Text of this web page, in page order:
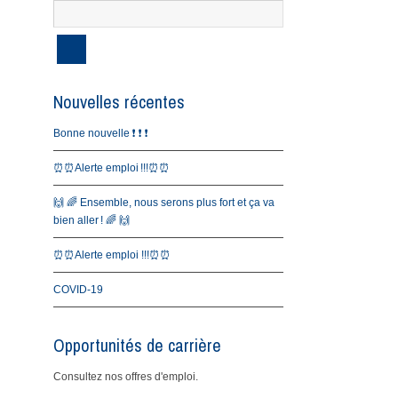
Nouvelles récentes
Bonne nouvelle ❗️ ❗️ ❗️
⏰⏰Alerte emploi !!!⏰⏰
🙌 🌈 Ensemble, nous serons plus fort et ça va
bien aller ! 🌈 🙌
⏰⏰Alerte emploi !!!⏰⏰
COVID-19
Opportunités de carrière
Consultez nos offres d'emploi.